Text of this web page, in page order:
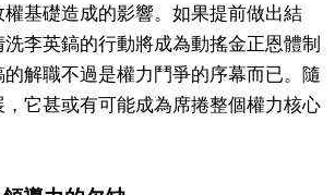
基礎造成的影響。如果提前做出結
李英鎬的行動將成為動搖金正恩體制
解職不過是權力鬥爭的序幕而已。隨
它甚或有可能成為席捲整個權力核心